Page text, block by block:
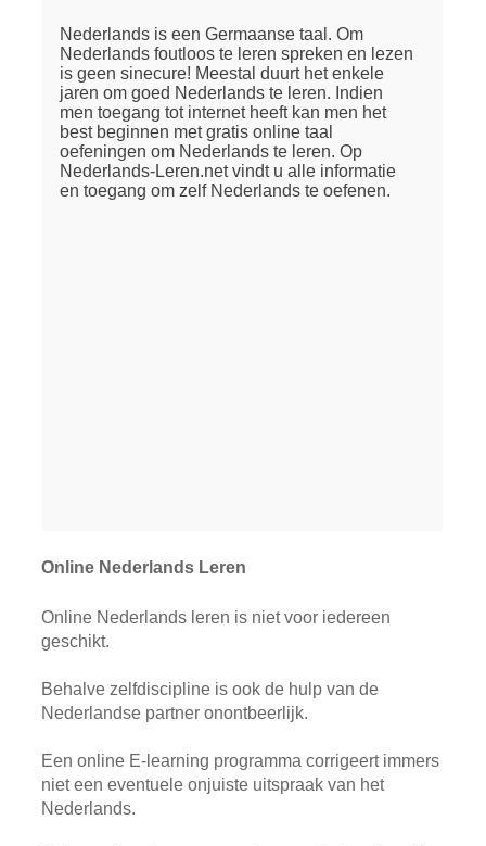
Nederlands is een Germaanse taal. Om
Nederlands foutloos te leren spreken en lezen
is geen sinecure! Meestal duurt het enkele
jaren om goed Nederlands te leren. Indien
men toegang tot internet heeft kan men het
best beginnen met gratis online taal
oefeningen om Nederlands te leren. Op
Nederlands-Leren.net vindt u alle informatie
en toegang om zelf Nederlands te oefenen.
Online Nederlands Leren
Online Nederlands leren is niet voor iedereen
geschikt.
Behalve zelfdiscipline is ook de hulp van de
Nederlandse partner onontbeerlijk.
Een online E-learning programma corrigeert immers
niet een eventuele onjuiste uitspraak van het
Nederlands.